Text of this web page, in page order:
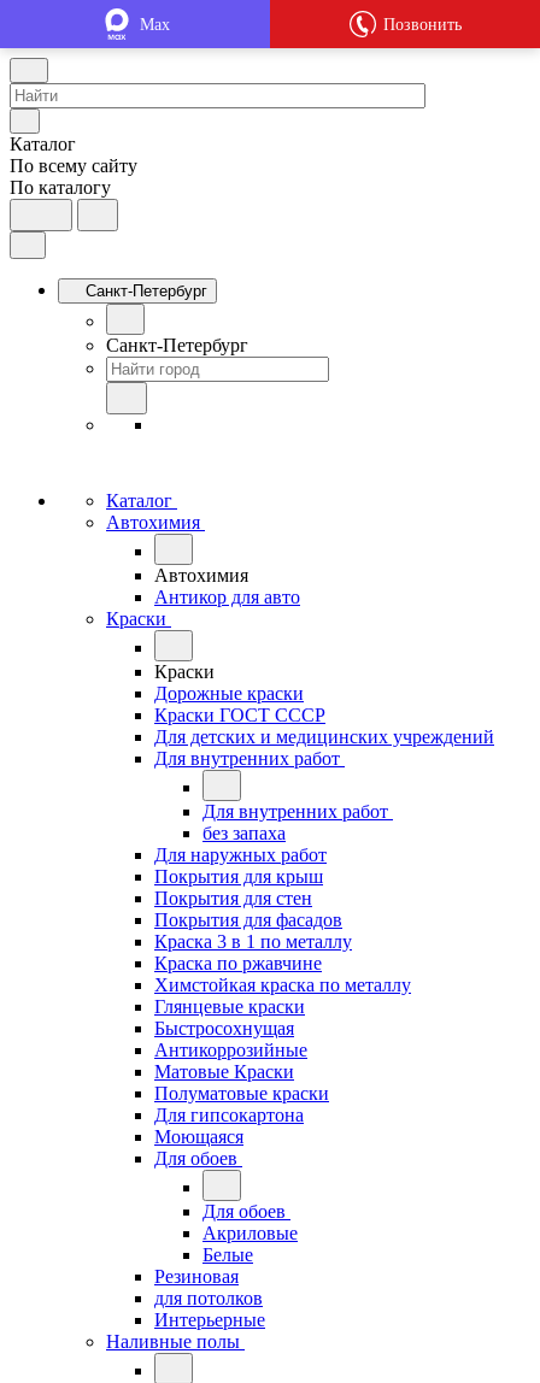
Каталог
По всему сайту
По каталогу
Санкт-Петербург
Санкт-Петербург
Каталог
Автохимия
Автохимия
Антикор для авто
Краски
Краски
Дорожные краски
Краски ГОСТ СССР
Для детских и медицинских учреждений
Для внутренних работ
Для внутренних работ
без запаха
Для наружных работ
Покрытия для крыш
Покрытия для стен
Покрытия для фасадов
Краска 3 в 1 по металлу
Краска по ржавчине
Химстойкая краска по металлу
Глянцевые краски
Быстросохнущая
Антикоррозийные
Матовые Краски
Полуматовые краски
Для гипсокартона
Моющаяся
Для обоев
Для обоев
Акриловые
Белые
Резиновая
для потолков
Интерьерные
Наливные полы
Max Позвонить